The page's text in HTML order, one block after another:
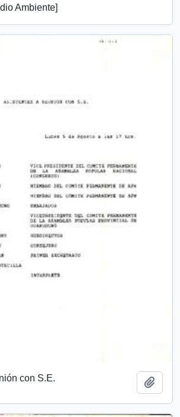
Ambiente]
con S.E.